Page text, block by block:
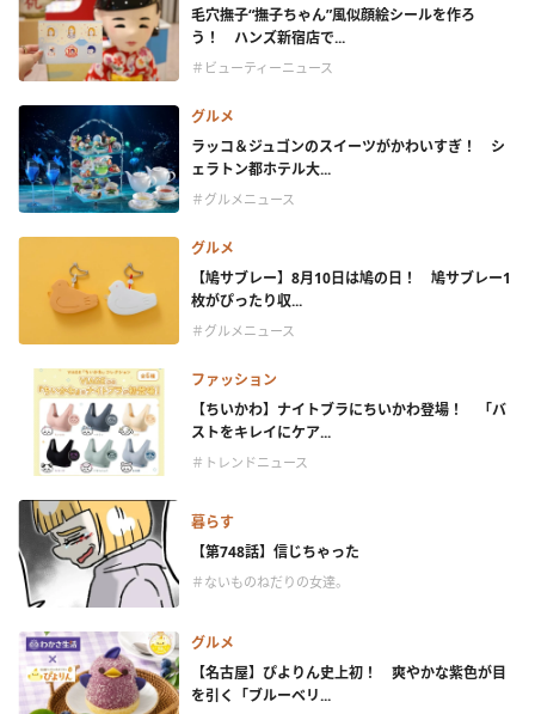
毛穴撫子“撫子ちゃん”風似顔絵シールを作ろ
う！ ハンズ新宿店で...
＃ビューティーニュース
グルメ
ラッコ＆ジュゴンのスイーツがかわいすぎ！ シ
ェラトン都ホテル大...
＃グルメニュース
グルメ
【鳩サブレー】8月10日は鳩の日！ 鳩サブレー1
枚がぴったり収...
＃グルメニュース
ファッション
【ちいかわ】ナイトブラにちいかわ登場！ 「バ
ストをキレイにケア...
＃トレンドニュース
暮らす
【第748話】信じちゃった
＃ないものねだりの女達。
グルメ
【名古屋】ぴよりん史上初！ 爽やかな紫色が目
を引く「ブルーベリ...